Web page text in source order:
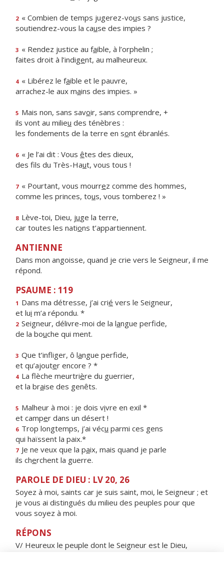
2 « Combien de temps jugerez-vous sans justice,
soutiendrez-vous la cause des impies ?
3 « Rendez justice au faible, à l’orphelin ;
faites droit à l’indigent, au malheureux.
4 « Libérez le faible et le pauvre,
arrachez-le aux mains des impies. »
5 Mais non, sans savoir, sans comprendre, +
ils vont au milieu des ténèbres :
les fondements de la terre en sont ébranlés.
6 « Je l’ai dit : Vous êtes des dieux,
des fils du Très-Haut, vous tous !
7 « Pourtant, vous mourrez comme des hommes,
comme les princes, tous, vous tomberez ! »
8 Lève-toi, Dieu, juge la terre,
car toutes les nations t’appartiennent.
ANTIENNE
Dans mon angoisse, quand je crie vers le Seigneur, il me
répond.
PSAUME : 119
1 Dans ma détresse, j’ai crié vers le Seigneur,
et lui m’a répondu. *
2 Seigneur, délivre-moi de la langue perfide,
de la bouche qui ment.
3 Que t’infliger, ô langue perfide,
et qu’ajouter encore ? *
4 La flèche meurtrière du guerrier,
et la braise des genêts.
5 Malheur à moi : je dois vivre en exil *
et camper dans un désert !
6 Trop longtemps, j’ai vécu parmi ces gens
qui haïssent la paix.*
7 Je ne veux que la paix, mais quand je parle
ils cherchent la guerre.
PAROLE DE DIEU : LV 20, 26
Soyez à moi, saints car je suis saint, moi, le Seigneur ; et
je vous ai distingués du milieu des peuples pour que
vous soyez à moi.
RÉPONS
V/ Heureux le peuple dont le Seigneur est le Dieu,